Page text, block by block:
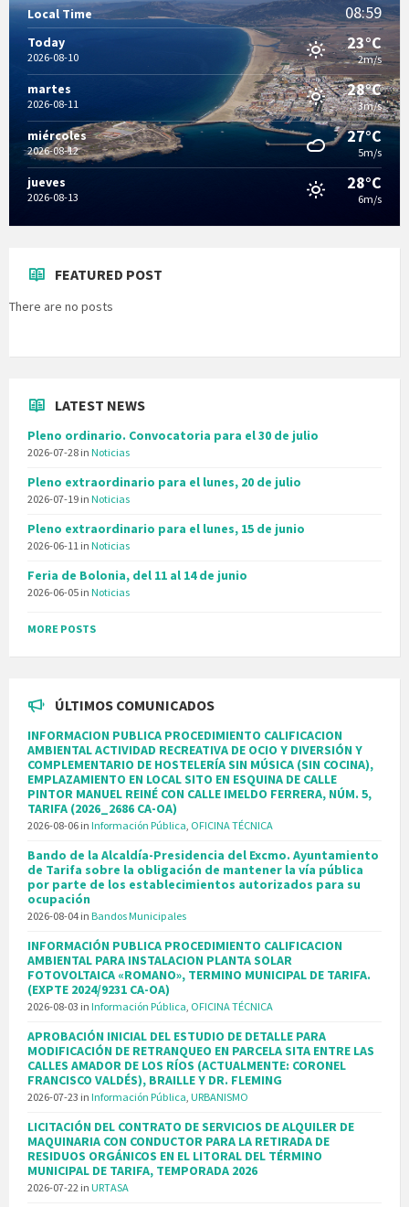
Local Time 08:59
Today
2026-08-10
23°C
2m/s
martes
2026-08-11
28°C
3m/s
miércoles
2026-08-12
27°C
5m/s
jueves
2026-08-13
28°C
6m/s
FEATURED POST
There are no posts
LATEST NEWS
Pleno ordinario. Convocatoria para el 30 de julio
2026-07-28 in Noticias
Pleno extraordinario para el lunes, 20 de julio
2026-07-19 in Noticias
Pleno extraordinario para el lunes, 15 de junio
2026-06-11 in Noticias
Feria de Bolonia, del 11 al 14 de junio
2026-06-05 in Noticias
MORE POSTS
ÚLTIMOS COMUNICADOS
INFORMACION PUBLICA PROCEDIMIENTO CALIFICACION
AMBIENTAL ACTIVIDAD RECREATIVA DE OCIO Y DIVERSIÓN Y
COMPLEMENTARIO DE HOSTELERÍA SIN MÚSICA (SIN COCINA),
EMPLAZAMIENTO EN LOCAL SITO EN ESQUINA DE CALLE
PINTOR MANUEL REINÉ CON CALLE IMELDO FERRERA, NÚM. 5,
TARIFA (2026_2686 CA-OA)
2026-08-06 in Información Pública, OFICINA TÉCNICA
Bando de la Alcaldía-Presidencia del Excmo. Ayuntamiento
de Tarifa sobre la obligación de mantener la vía pública
por parte de los establecimientos autorizados para su
ocupación
2026-08-04 in Bandos Municipales
INFORMACIÓN PUBLICA PROCEDIMIENTO CALIFICACION
AMBIENTAL PARA INSTALACION PLANTA SOLAR
FOTOVOLTAICA «ROMANO», TERMINO MUNICIPAL DE TARIFA.
(EXPTE 2024/9231 CA-OA)
2026-08-03 in Información Pública, OFICINA TÉCNICA
APROBACIÓN INICIAL DEL ESTUDIO DE DETALLE PARA
MODIFICACIÓN DE RETRANQUEO EN PARCELA SITA ENTRE LAS
CALLES AMADOR DE LOS RÍOS (ACTUALMENTE: CORONEL
FRANCISCO VALDÉS), BRAILLE Y DR. FLEMING
2026-07-23 in Información Pública, URBANISMO
LICITACIÓN DEL CONTRATO DE SERVICIOS DE ALQUILER DE
MAQUINARIA CON CONDUCTOR PARA LA RETIRADA DE
RESIDUOS ORGÁNICOS EN EL LITORAL DEL TÉRMINO
MUNICIPAL DE TARIFA, TEMPORADA 2026
2026-07-22 in URTASA